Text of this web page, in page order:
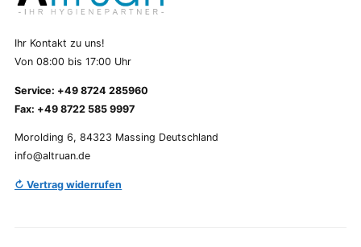
Ihr Kontakt zu uns!
Von 08:00 bis 17:00 Uhr
Service: +49 8724 285960
Fax: +49 8722 585 9997
Morolding 6, 84323 Massing Deutschland
info@altruan.de
↻ Vertrag widerrufen